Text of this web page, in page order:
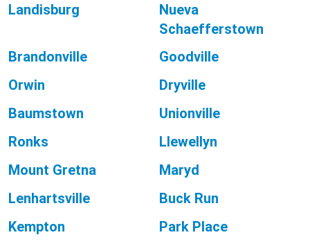
Landisburg
Nueva
Schaefferstown
Brandonville
Goodville
Orwin
Dryville
Baumstown
Unionville
Ronks
Llewellyn
Mount Gretna
Maryd
Lenhartsville
Buck Run
Kempton
Park Place